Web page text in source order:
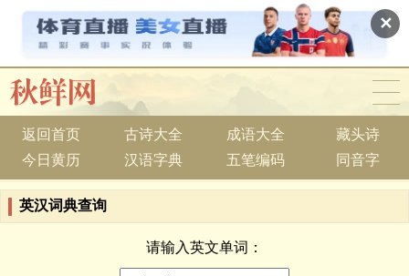
✕
返回首页 古诗大全 成语大全
藏头诗
今日黄历
汉语字典 五笔编码 同音字
英汉词典查询
请输入英文单词：